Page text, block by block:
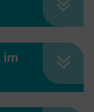
im